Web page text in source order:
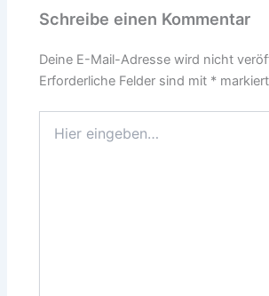
Schreibe einen Kommentar
Deine E-Mail-Adresse wird nicht
Erforderliche Felder sind mit * markiert
eingeben…